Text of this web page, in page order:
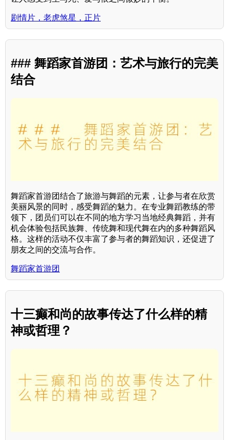
剧情片，老虎煞星，正片
### 舞蹈家首游团：艺术与旅行的完美
结合
舞蹈家首游团结合了旅游与舞蹈的元素，让参与者在欣赏
美丽风景的同时，感受舞蹈的魅力。在专业舞蹈教练的带
领下，团员们可以在不同的地方学习当地经典舞蹈，并有
机会体验包括民族舞、传统舞和现代舞在内的多种舞蹈风
格。这样的活动不仅丰富了参与者的舞蹈知识，还促进了
朋友之间的交流与合作。
舞蹈家首游团
十三癫和尚的故事传达了什么样的精
神或哲理？